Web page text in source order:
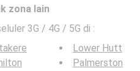
zona lain
3G / 4G / 5G di :
Lower Hutt
Palmerston